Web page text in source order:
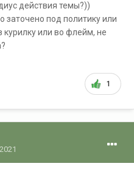
действия темы?))
заточено под политику или
курилку или во флейм, не
1